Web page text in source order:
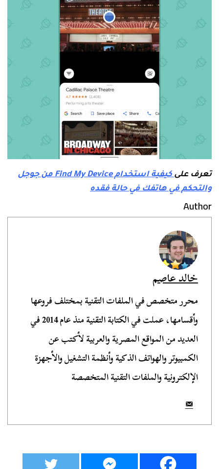
تعرف على
كيفية استخدام Find My Device من جوجل
والتحكم في هاتفك في حالة فقده
Author
خالد عاصم
محرر متخصص في الملفات التقنية بمختلف فروعها
وأقسامها، عملت في الكتابة التقنية منذ عام 2014 في
العديد من المواقع المصرية والعربية لأكتب عن
الكمبيوتر والهواتف الذكية وأنظمة التشغيل والأجهزة
الإلكترونية والملفات التقنية المتخصصة